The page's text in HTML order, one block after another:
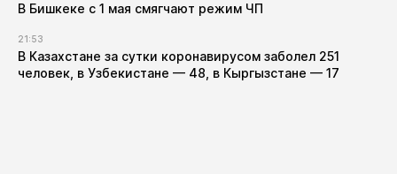
В Бишкеке с 1 мая смягчают режим ЧП
21:53
В Казахстане за сутки коронавирусом заболел 251
человек, в Узбекистане — 48, в Кыргызстане — 17